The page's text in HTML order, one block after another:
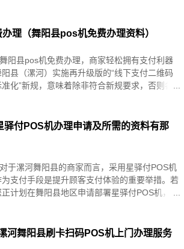
阳县及各地商户带来了高度集
理（舞阳县pos机免费办理资料）
舞阳县pos机免费办理，商家轻松拥有支付利器
阳县（漯河）实施再升级版的“线下支付二维码
化”新规，意味着除非符合新规要求，否则各
何才能在这个大浪
驿付POS机办理申请及所需的资料有那
对于漯河舞阳县的商家而言，采用星驿付POS机
为支付手段是提升顾客支付体验的重要举措。若
正计划在舞阳县地区申请部署星驿付POS机，熟
顺利开启便捷收款之旅。
河舞阳县刷卡扫码POS机上门办理服务